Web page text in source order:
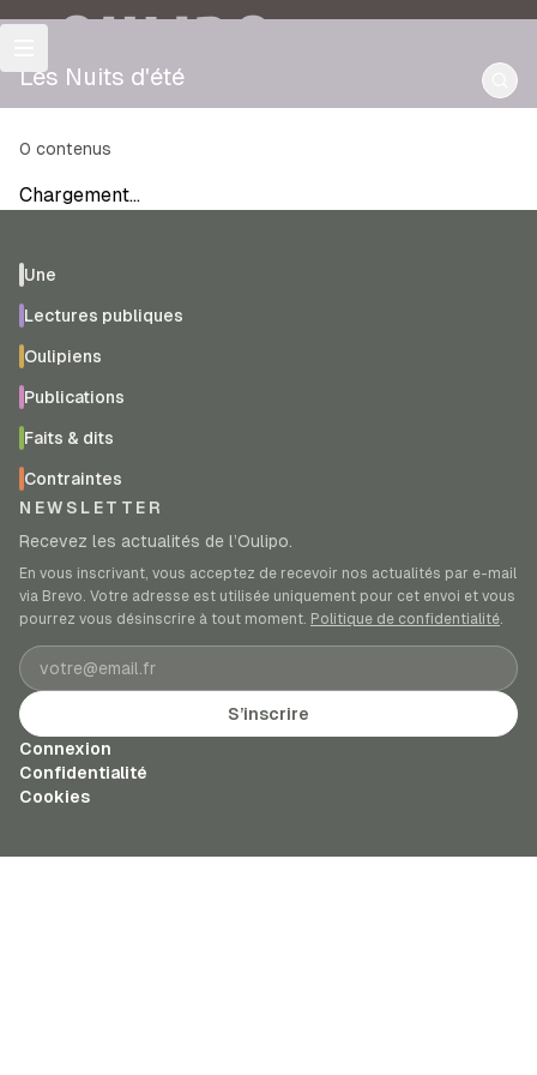
OULIPO
Les Nuits d'été
0 contenus
Chargement…
Une
Lectures publiques
Oulipiens
Publications
Faits & dits
Contraintes
NEWSLETTER
Recevez les actualités de l’Oulipo.
En vous inscrivant, vous acceptez de recevoir nos actualités par e-mail
via Brevo. Votre adresse est utilisée uniquement pour cet envoi et vous
pourrez vous désinscrire à tout moment. Politique de confidentialité.
Adresse e-mail
S’inscrire
Connexion
Confidentialité
Cookies